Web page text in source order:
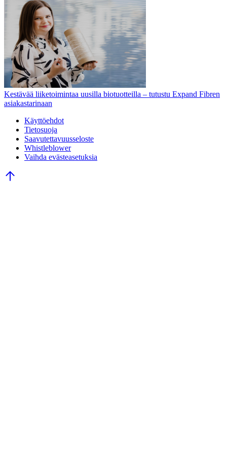
Kestävää liiketoimintaa uusilla biotuotteilla – tutustu Expand Fibren
asiakastarinaan
Käyttöehdot
Tietosuoja
Saavutettavuusseloste
Whistleblower
Vaihda evästeasetuksia